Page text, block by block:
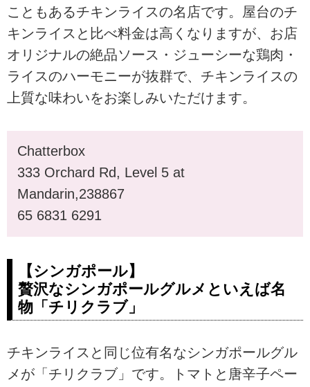
こともあるチキンライスの名店です。屋台のチ
キンライスと比べ料金は高くなりますが、お店
オリジナルの絶品ソース・ジューシーな鶏肉・
ライスのハーモニーが抜群で、チキンライスの
上質な味わいをお楽しみいただけます。
Chatterbox
333 Orchard Rd, Level 5 at
Mandarin,238867
65 6831 6291
【シンガポール】
贅沢なシンガポールグルメといえば名
物「チリクラブ」
チキンライスと同じ位有名なシンガポールグル
メが「チリクラブ」です。トマトと唐辛子ペー